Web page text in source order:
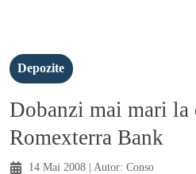
Depozite
Dobanzi mai mari
Romexterra Bank
14 Mai 2008 | Autor: Conso